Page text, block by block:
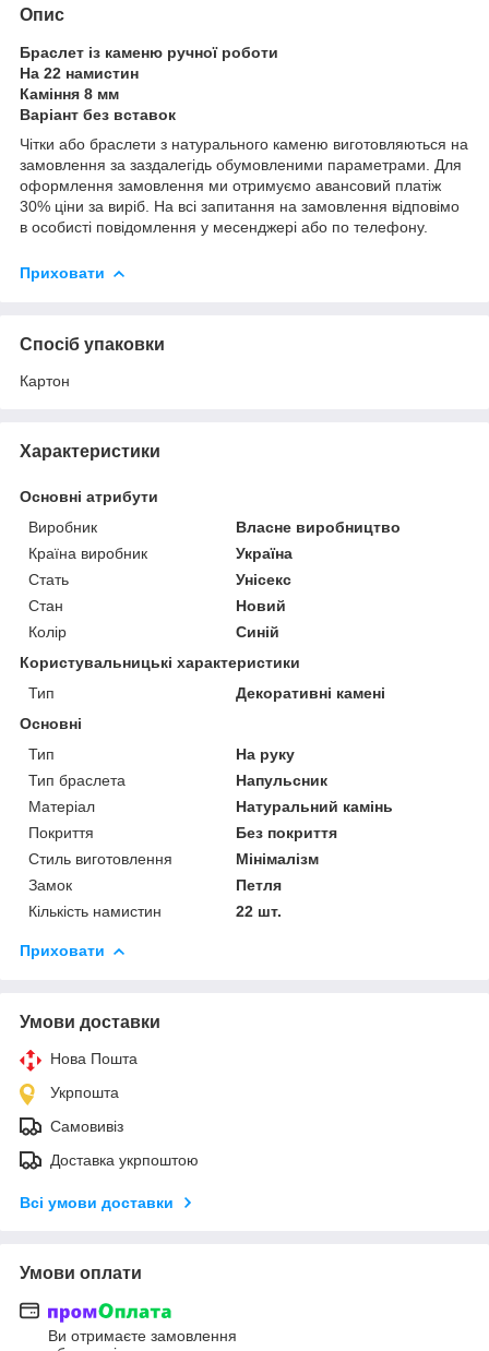
Опис
Браслет із каменю ручної роботи
На 22 намистин
Каміння 8 мм
Варіант без вставок
Чітки або браслети з натурального каменю виготовляються на
замовлення за заздалегідь обумовленими параметрами.
Для
оформлення замовлення ми отримуємо авансовий платіж
30% ціни за виріб. На всі запитання на замовлення відповімо
в особисті повідомлення у месенджері або по телефону.
Приховати
Спосіб упаковки
Картон
Характеристики
Основні атрибути
Виробник
Власне виробництво
Країна виробник
Україна
Стать
Унісекс
Стан
Новий
Колір
Синій
Користувальницькі характеристики
Тип
Декоративні камені
Основні
Тип
На руку
Тип браслета
Напульсник
Матеріал
Натуральний камінь
Покриття
Без покриття
Стиль виготовлення
Мінімалізм
Замок
Петля
Кількість намистин
22 шт.
Приховати
Умови доставки
Нова Пошта
Укрпошта
Самовивіз
Доставка укрпоштою
Всі умови доставки
Умови оплати
Ви отримаєте замовлення